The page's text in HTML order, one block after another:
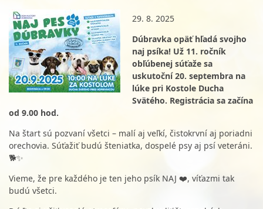
29. 8. 2025
Dúbravka opäť hľadá svojho
naj psíka! Už 11. ročník
obľúbenej súťaže sa
uskutoční 20. septembra na
lúke pri Kostole Ducha
Svätého. Registrácia sa začína
od 9.00 hod.
Na štart sú pozvaní všetci – malí aj veľkí, čistokrvní aj poriadni
orechovia. Súťažiť budú šteniatka, dospelé psy aj psí veteráni.
🐕✨
Vieme, že pre každého je ten jeho psík NAJ ❤️, víťazmi tak
budú všetci.